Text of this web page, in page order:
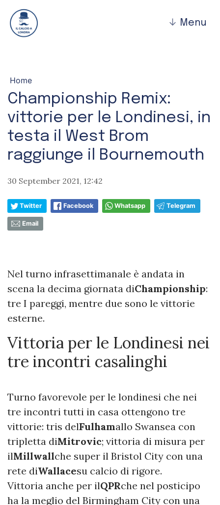
↓ Menu
Home
Championship Remix:
vittorie per le Londinesi, in
testa il West Brom
raggiunge il Bournemouth
30 September 2021, 12:42
Twitter Facebook Whatsapp Telegram
Email
Nel turno infrasettimanale è andata in
scena la decima giornata diChampionship:
tre I pareggi, mentre due sono le vittorie
esterne.
Vittoria per le Londinesi nei
tre incontri casalinghi
Turno favorevole per le londinesi che nei
tre incontri tutti in casa ottengono tre
vittorie: tris delFulhamallo Swansea con
tripletta diMitrovic; vittoria di misura per
ilMillwallche super il Bristol City con una
rete diWallacesu calcio di rigore.
Vittoria anche per ilQPRche nel posticipo
ha la meglio del Birmingham City con una